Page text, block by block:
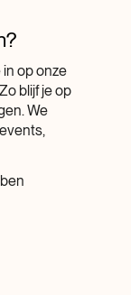
op onze
blijf je op
We